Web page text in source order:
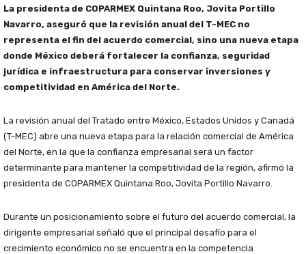
La presidenta de COPARMEX Quintana Roo, Jovita Portillo
Navarro, aseguró que la revisión anual del T-MEC no
representa el fin del acuerdo comercial, sino una nueva etapa
donde México deberá fortalecer la confianza, seguridad
jurídica e infraestructura para conservar inversiones y
competitividad en América del Norte.
La revisión anual del Tratado entre México, Estados Unidos y Canadá
(T-MEC) abre una nueva etapa para la relación comercial de América
del Norte, en la que la confianza empresarial será un factor
determinante para mantener la competitividad de la región, afirmó la
presidenta de COPARMEX Quintana Roo, Jovita Portillo Navarro.
Durante un posicionamiento sobre el futuro del acuerdo comercial, la
dirigente empresarial señaló que el principal desafío para el
crecimiento económico no se encuentra en la competencia